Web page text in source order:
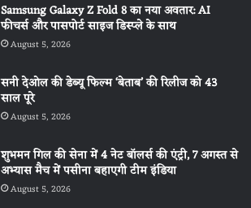
Samsung Galaxy Z Fold 8 का नया अवतार: AI
फीचर्स और पासपोर्ट साइज डिस्प्ले के साथ
August 5, 2026
सनी देओल की डेब्यू फिल्म ‘बेताब’ की रिलीज को 43
साल पूरे
August 5, 2026
शुभमन गिल की सेना में 4 नेट बॉलर्स की एंट्री, 7 अगस्त से
अभ्यास मैच में पसीना बहाएगी टीम इंडिया
August 5, 2026